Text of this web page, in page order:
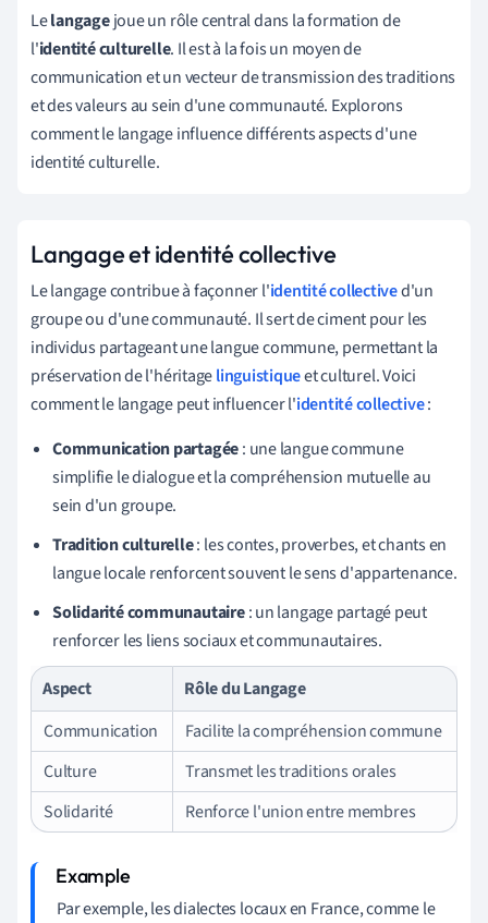
Lelangagejoue un rôle central dans la formation de
l'identité culturelle. Il est à la fois un moyen de
communication et un vecteur de transmission des traditions
et des valeurs au sein d'une communauté. Explorons
comment le langage influence différents aspects d'une
identité culturelle.
Langage et identité collective
Le langage contribue à façonner l'identité collectived'un
groupe ou d'une communauté. Il sert de ciment pour les
individus partageant une langue commune, permettant la
préservation de l'héritagelinguistiqueet culturel. Voici
comment le langage peut influencer l'identité collective:
Communication partagée: une langue commune
simplifie le dialogue et la compréhension mutuelle au
sein d'un groupe.
Tradition culturelle: les contes, proverbes, et chants en
langue locale renforcent souvent le sens d'appartenance.
Solidarité communautaire: un langage partagé peut
renforcer les liens sociaux et communautaires.
Aspect
Rôle du Langage
Communication
Facilite la compréhension commune
Culture
Transmet les traditions orales
Solidarité
Renforce l'union entre membres
Par exemple, les dialectes locaux en France, comme le